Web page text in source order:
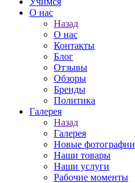
О нас
Назад
О нас
Контакты
Блог
Отзывы
Обзоры
Бренды
Политика
Галерея
Назад
Галерея
Новые фотографии
Наши товары
Наши услуги
Рабочие моменты